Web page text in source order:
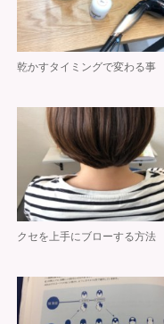
乾かすタイミングで変わる事
クセを上手にブローする方法